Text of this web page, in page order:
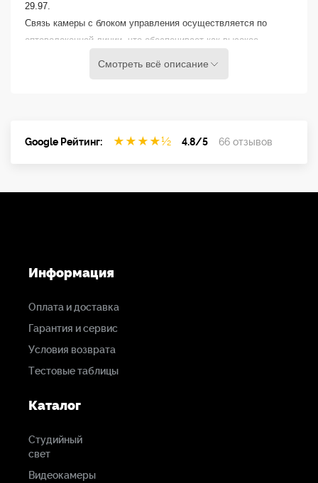
29.97.
Связь камеры с блоком управления осуществляется по
оптоволоконной линии, что обеспечивает как высокое
Данная версия камеры имеет разъем оптоволоконного
Общие
Потребляемая
19 Вт (только камера)
от -10°C до +45°C
Размеры:
160x266x314 мм (корпус)
Смотреть всё описание
Google Рейтинг: ★ ★ ★ ★½ 4.8/5 66 отзывов
Информация
Оплата и доставка
Гарантия и сервис
Условия возврата
Тестовые таблицы
Каталог
Студийный
свет
Видеокамеры